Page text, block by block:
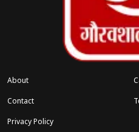
और लॉजिस्टिक्स सेक्टर को
सके। मेरठ से प्रयागराज तक
तय कर लिया गया है। इन
पूरे एक्सप्रेसवे को एक
संभावनाएं
About
Contact
Privacy Policy